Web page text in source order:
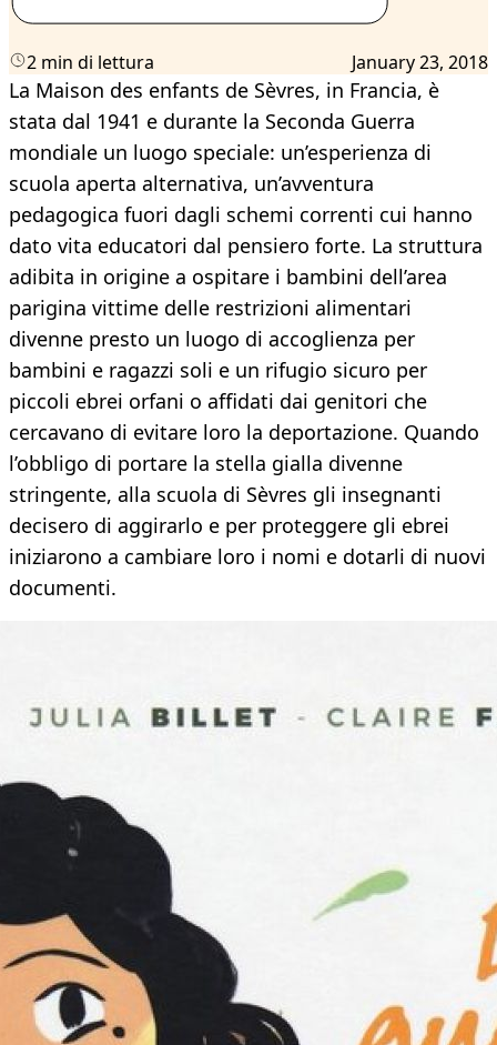
2 min di lettura January 23, 2018
La Maison des enfants de Sèvres, in Francia, è
stata dal 1941 e durante la Seconda Guerra
mondiale un luogo speciale: un’esperienza di
scuola aperta alternativa, un’avventura
pedagogica fuori dagli schemi correnti cui hanno
dato vita educatori dal pensiero forte. La struttura
adibita in origine a ospitare i bambini dell’area
parigina vittime delle restrizioni alimentari
divenne presto un luogo di accoglienza per
bambini e ragazzi soli e un rifugio sicuro per
piccoli ebrei orfani o affidati dai genitori che
cercavano di evitare loro la deportazione. Quando
l’obbligo di portare la stella gialla divenne
stringente, alla scuola di Sèvres gli insegnanti
decisero di aggirarlo e per proteggere gli ebrei
iniziarono a cambiare loro i nomi e dotarli di nuovi
documenti.